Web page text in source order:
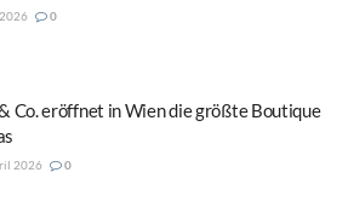
0
Co. eröffnet in Wien die größte Boutique
2026 0